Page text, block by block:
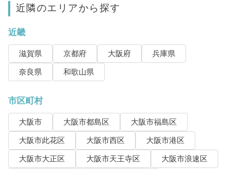
近隣のエリアから探す
近畿
滋賀県 京都府 大阪府
兵庫県
奈良県
和歌山県
市区町村
大阪市 大阪市都島区
大阪市福島区
大阪市此花区
大阪市西区
大阪市港区
大阪市大正区
大阪市天王寺区
大阪市浪速区